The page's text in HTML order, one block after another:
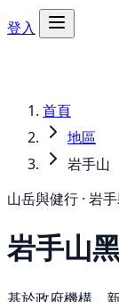
登入
首頁
地區
岩手山
山岳與健行 · 岩
岩手山